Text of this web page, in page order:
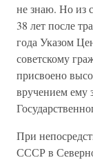
не знаю. Но из
38 лет после
года Указом
советскому
присвоено
вручением ему
При
СССР в